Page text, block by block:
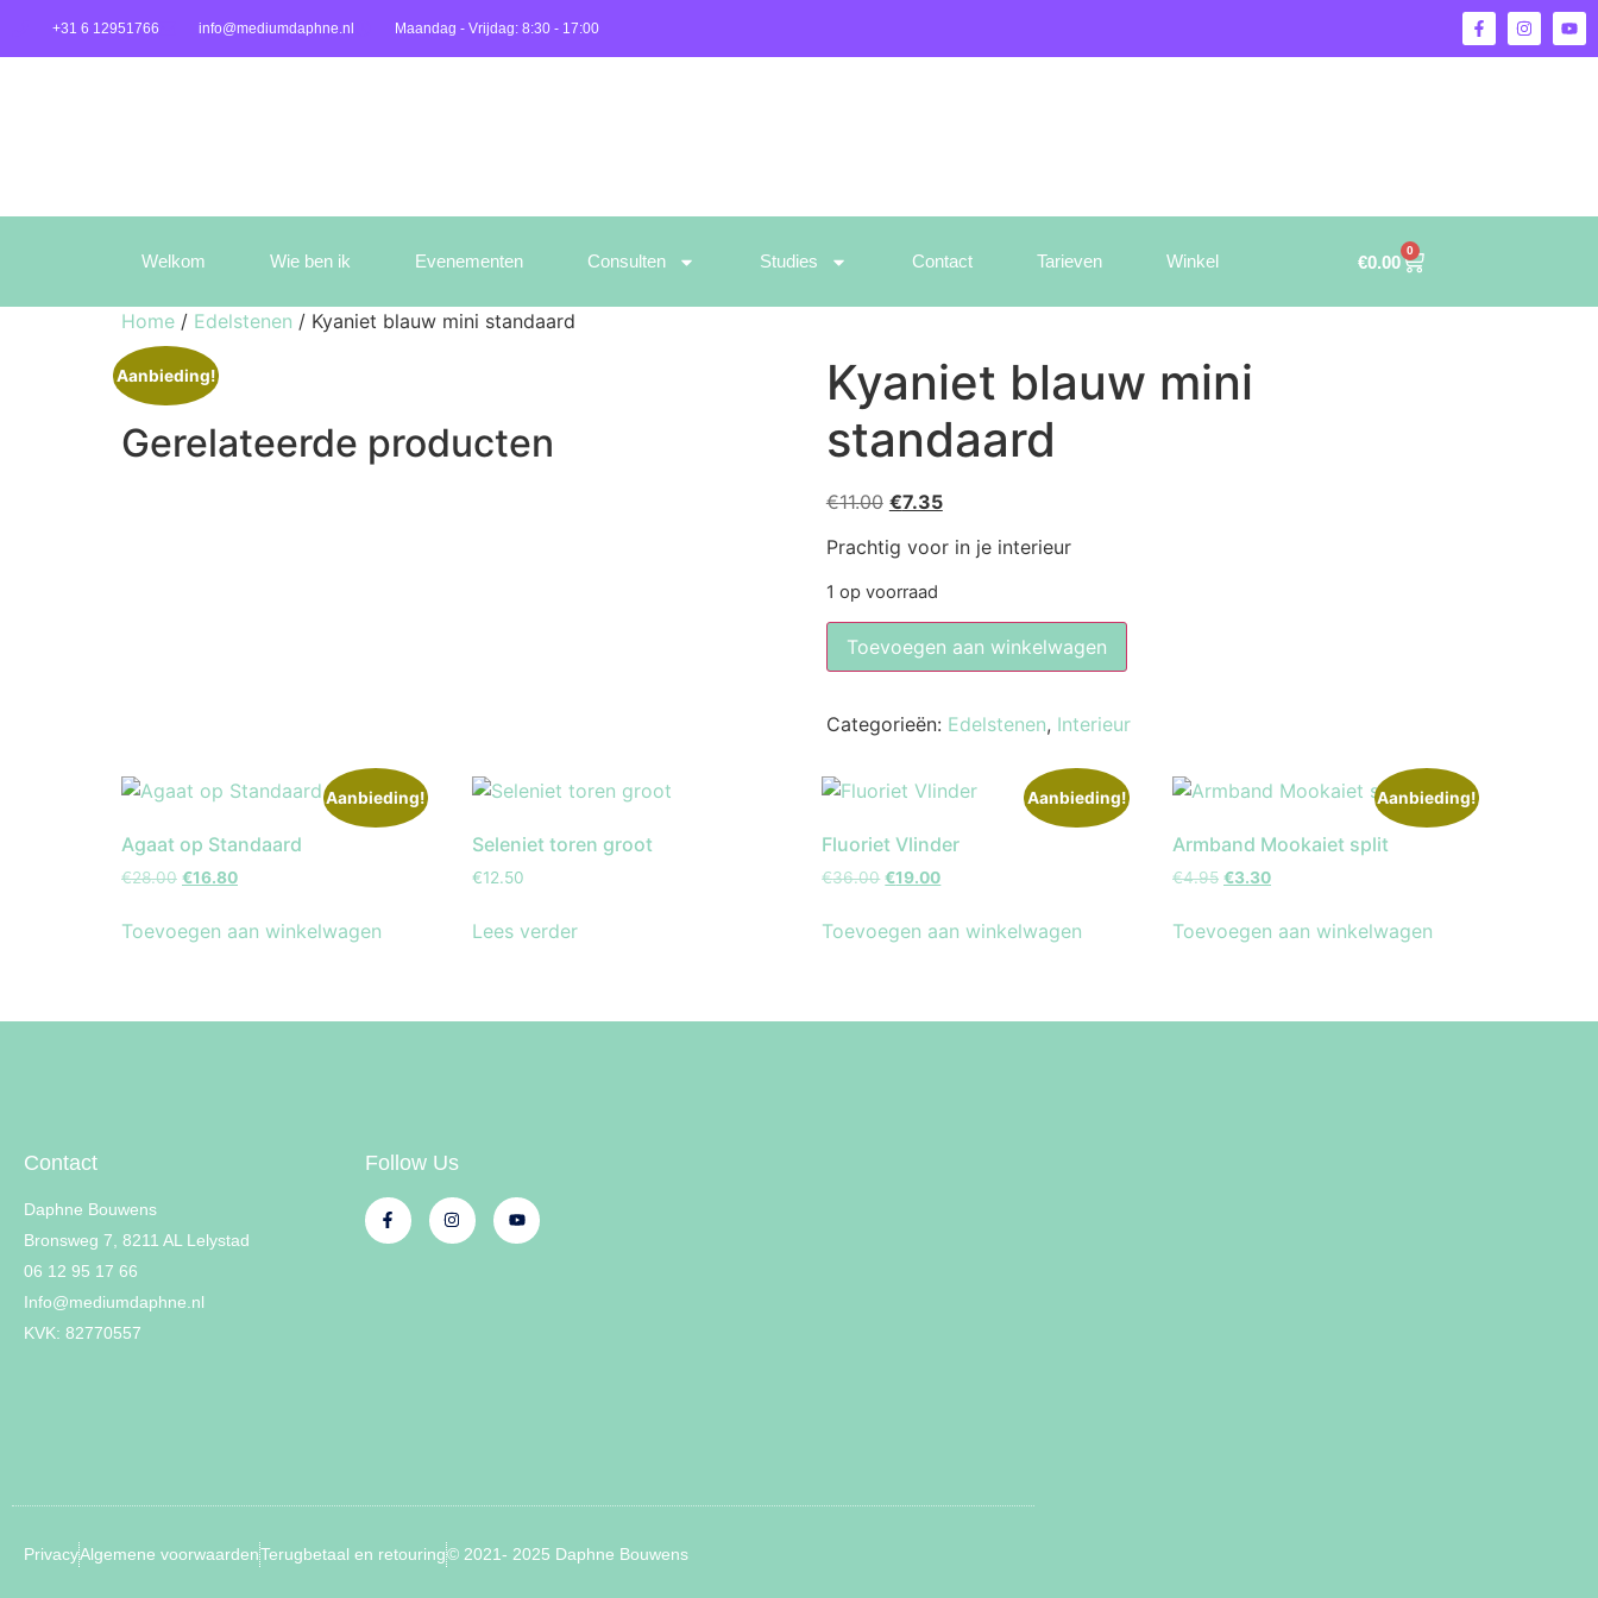
+31 6 12951766 info@mediumdaphne.nl Maandag - Vrijdag: 8:30 - 17:00
Welkom Wie ben ik Evenementen Consulten Studies Contact Tarieven Winkel €0.00
0
Home / Edelstenen / Kyaniet blauw mini standaard
Aanbieding!
Kyaniet blauw mini
standaard
€11.00 €7.35
Prachtig voor in je interieur
1 op voorraad
Toevoegen aan winkelwagen
Categorieën: Edelstenen, Interieur
Gerelateerde producten
Aanbieding!
Agaat op Standaard
€28.00 €16.80
Toevoegen aan winkelwagen
Seleniet toren groot
€12.50
Lees verder
Aanbieding!
Fluoriet Vlinder
€36.00 €19.00
Toevoegen aan winkelwagen
Aanbieding!
Armband Mookaiet split
€4.95 €3.30
Toevoegen aan winkelwagen
Contact
Daphne Bouwens
Bronsweg 7, 8211 AL Lelystad
06 12 95 17 66
Info@mediumdaphne.nl
KVK: 82770557
Follow Us
PrivacyAlgemene voorwaardenTerugbetaal en retouring© 2021- 2025 Daphne Bouwens